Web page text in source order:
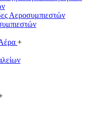
Αεροσυμπιεστών
+